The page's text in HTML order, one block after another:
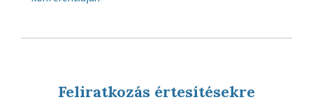
Feliratkozás értesítésekre